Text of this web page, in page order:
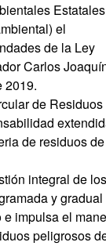
Estatales
el
de la Ley
Carlos
2019.
de Residuos
de residuos de
integral de los
y gradual
e impulsa el
peligrosos